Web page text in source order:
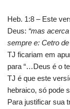
Heb. 1:8 – Este
Deus: “mas
sempre e: Cetro
TJ ficariam em
para “…Deus é o
TJ é que este
hebraico, só pode
Para justificar sua